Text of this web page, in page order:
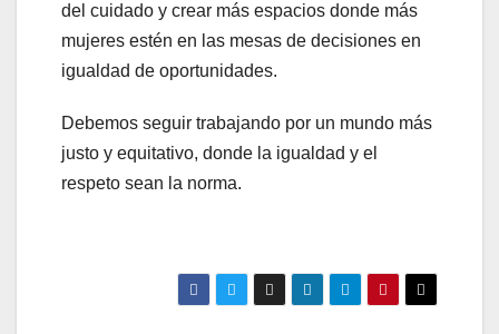
del cuidado y crear más espacios donde más
mujeres estén en las mesas de decisiones en
igualdad de oportunidades.
Debemos seguir trabajando por un mundo más
justo y equitativo, donde la igualdad y el
respeto sean la norma.